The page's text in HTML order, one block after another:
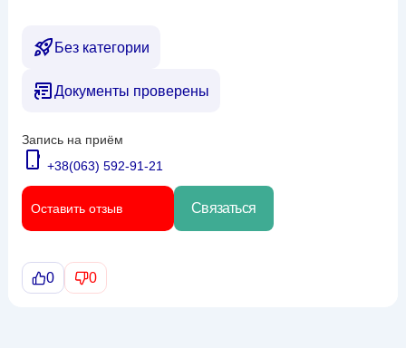
Без категории
Документы проверены
Запись на приём
+38(063) 592-91-21
Оставить отзыв Связаться
0 0